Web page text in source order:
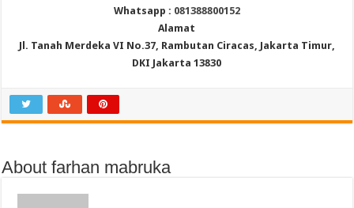
Whatsapp : 081388800152
Alamat
Jl. Tanah Merdeka VI No.37, Rambutan Ciracas, Jakarta Timur,
DKI Jakarta 13830
About farhan mabruka